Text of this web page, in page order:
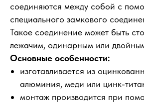
соединяются между собой с
специального замкового
Такое соединение может быть
лежачим, одинарным или
Основные особенности:
изготавливается из
алюминия, меди или цинк-
монтаж производится при